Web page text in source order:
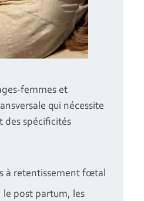
femmes et
qui nécessite
des spécificités
à retentissement fœtal
le post partum, les